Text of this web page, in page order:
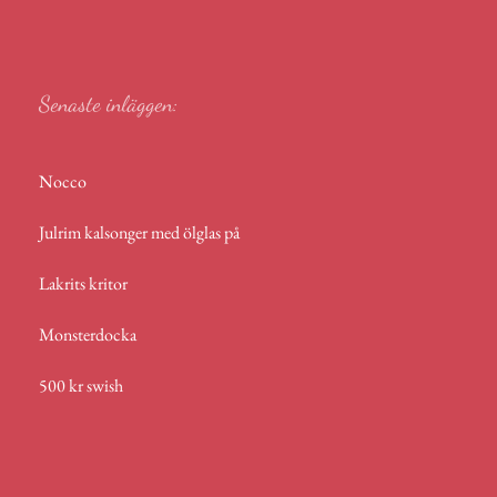
Senaste inläggen:
Nocco
Julrim kalsonger med ölglas på
Lakrits kritor
Monsterdocka
500 kr swish